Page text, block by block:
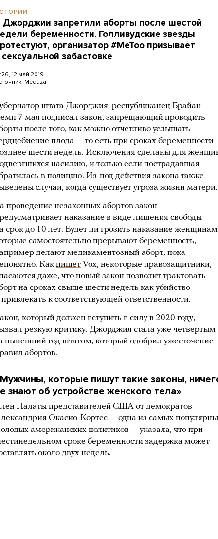
Джорджии запретили аборты после шестой
беременности. Голливудские звезды
организатор #MeToo призывает
сексуальной забастовке
12 май 2019
Meduza
штата Джорджия, республиканец Брайан
7 мая подписал закон, запрещающий проводить
после того, как можно отчетливо услышать
плода — то есть при сроках беременности
шести недель. Исключения сделаны для
насилию, и только если пострадавшая
в полицию. Из-под действия закона также
случаи, когда существует угроза жизни матери.
проведение незаконных абортов закон
наказание в виде лишения свободы
срок до 10 лет. Будет ли грозить наказание
самостоятельно прерывают беременность,
делают медикаментозный аборт, пока
Как пишет Vox, некоторые правозащитники,
даже, что новый закон позволит трактовать
на сроках свыше шести недель как убийство
к соответствующей ответственности.
который должен вступить в силу в 2020 году,
резкую критику. Джорджия стала уже четвертым
нынешний год штатом, который одобрил ужесточение
абортов.
которые пишут такие законы,
знают об устройстве женского тела»
Палаты представителей США от демократов
Окасио-Кортес — одна из самых
американских политиков — указала, что при
сроке беременности задержка может
около двух недель.